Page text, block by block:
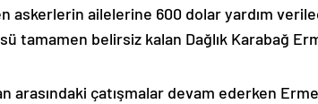
askerlerin ailelerine 600 dolar yardım
tamamen belirsiz kalan Dağlık Karabağ
arasındaki çatışmalar devam ederken